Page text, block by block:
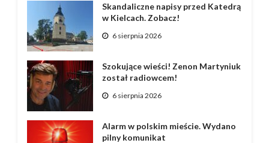
Skandaliczne napisy przed Katedrą
w Kielcach. Zobacz!
6 sierpnia 2026
Szokujące wieści! Zenon Martyniuk
został radiowcem!
6 sierpnia 2026
Alarm w polskim mieście. Wydano
pilny komunikat